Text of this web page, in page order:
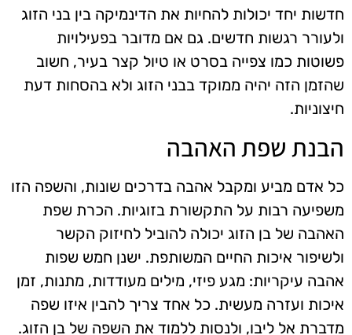
חדשות יחד יכולות להחיות את הדינמיקה בין בני הזוג
ולעורר רגשות חדשים. גם אם מדובר בפעילויות
פשוטות כמו צפייה בסרט או טיול קצר בעיר, חשוב
שהזמן הזה יהיה ממוקד בבני הזוג ולא בהסחות דעת
חיצוניות.
הבנת שפת האהבה
כל אדם מביע ומקבל אהבה בדרכים שונות, והשפה הזו
משפיעה רבות על התקשורת בזוגיות. הכרת שפת
האהבה של בן הזוג יכולה להוביל לחיזוק הקשר
ולשיפור איכות החיים המשותפת. ישנן חמש שפות
אהבה עיקריות: מגע פיזי, מילים מעודדות, מתנות, זמן
איכות ועזרה מעשית. כל אחד צריך להבין איזו שפה
מדברת אל ליבו, ולנסות ללמוד את השפה של בן הזוג.